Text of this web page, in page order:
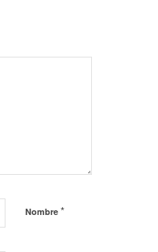
Nombre *